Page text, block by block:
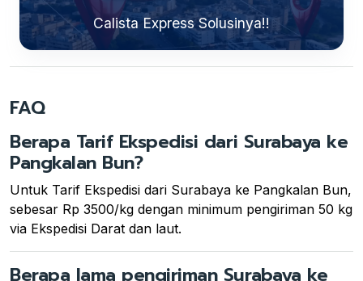
Calista Express Solusinya!!
FAQ
Berapa Tarif Ekspedisi dari Surabaya ke
Pangkalan Bun?
Untuk Tarif Ekspedisi dari Surabaya ke Pangkalan Bun,
sebesar Rp 3500/kg dengan minimum pengiriman 50 kg
via Ekspedisi Darat dan laut.
Berapa lama pengiriman Surabaya ke